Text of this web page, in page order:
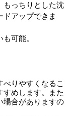
もっちりとした沈
アップできま
可能。
りやすくなるこ
すめします。また
場合がありますの